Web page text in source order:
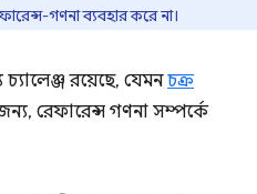
গণনা ব্যবহার করে না।
রয়েছে, যেমনচক্র
রেফারেন্স গণনা সম্পর্কে